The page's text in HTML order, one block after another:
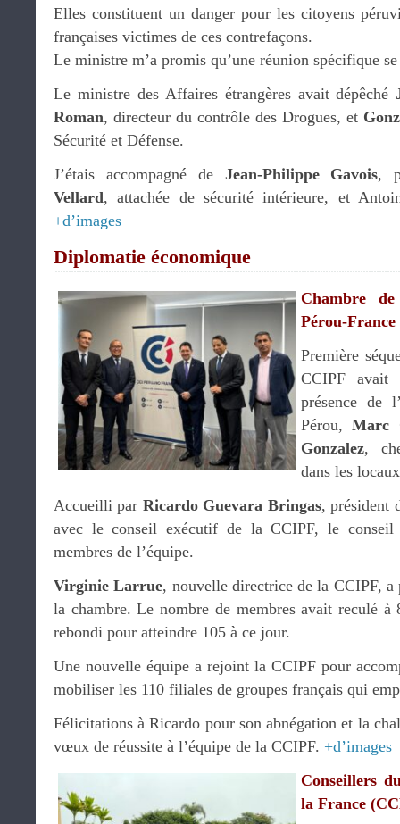
Elles constituent un danger pour les citoyens
françaises victimes de ces contrefaçons.
Le ministre m’a promis qu’une réunion spécifique
Le ministre des Affaires étrangères avait dépêché
Roman, directeur du contrôle des Drogues, et
Sécurité et Défense.
J’étais accompagné de Jean-Philippe Gavois,
Vellard, attachée de sécurité intérieure, et
+d’images
Diplomatie économique
Chambre
Pérou-
Première
CCIPF avait
présence de
Pérou,Marc
Gonzalez,
dans les
Accueilli par Ricardo Guevara Bringas, président
avec le conseil exécutif de la CCIPF, le conseil
membres de l’équipe.
Virginie Larrue, nouvelle directrice de la CCIPF, a
la chambre. Le nombre de membres avait reculé
rebondi pour atteindre 105 à ce jour.
Une nouvelle équipe a rejoint la CCIPF pour
mobiliser les 110 filiales de groupes français qui
Félicitations à Ricardo pour son abnégation et la
vœux de réussite à l’équipe de la CCIPF. +d’images
Conseillers
la France